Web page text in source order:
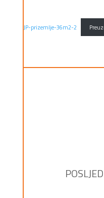
JP-prizemlje-36m2-2